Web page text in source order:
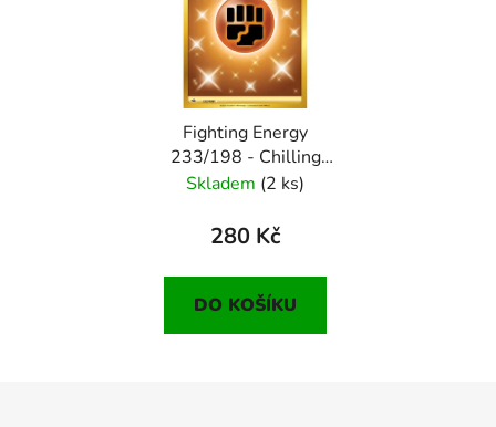
Fighting Energy
233/198 - Chilling
Reign
Skladem (2 ks)
280 Kč
DO KOŠÍKU